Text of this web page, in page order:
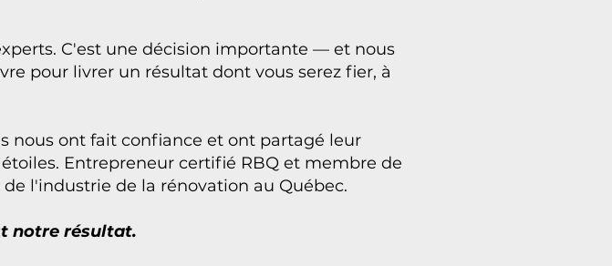
C'est une décision importante — et nous
pour livrer un résultat dont vous serez fier, à
nous ont fait confiance et ont partagé leur
Entrepreneur certifié RBQ et membre de
l'industrie de la rénovation au Québec.
notre résultat.